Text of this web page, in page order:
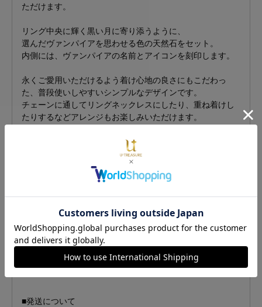
ただけます。
リング中央に輝く黒い月に寄り添うように、
選んだヴァンパイアを思わせる色の天然石をセット。
内側には、ヴァンパイアの名前とアイコンを刻印します。
永くご愛用いただけるよう着け心地の良さにもこだわっ
た、普段使いしやすいシンプルなデザインです。
チェーンに通してリングネックレスにしたり、重ね着けし
たりするなどアレンジもお楽しみいただけます。
素材には、耐久性に優れ、永くご愛用いただけるプラチナ
＜選べるヴァンパイア＞
ソロン
シオン
■発送について